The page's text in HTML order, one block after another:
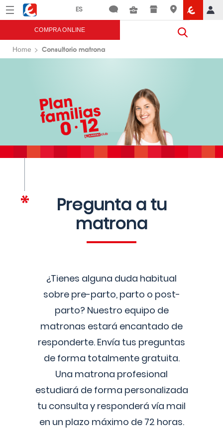
Menú Eroski
COMPRA ONLINE
Home Consultorio matrona
Pregunta a tu
matrona
¿Tienes alguna duda habitual
sobre pre-parto, parto o post-
parto? Nuestro equipo de
matronas estará encantado de
responderte. Envía tus preguntas
de forma totalmente gratuita.
Una matrona profesional
estudiará de forma personalizada
tu consulta y responderá vía mail
en un plazo máximo de 72 horas.